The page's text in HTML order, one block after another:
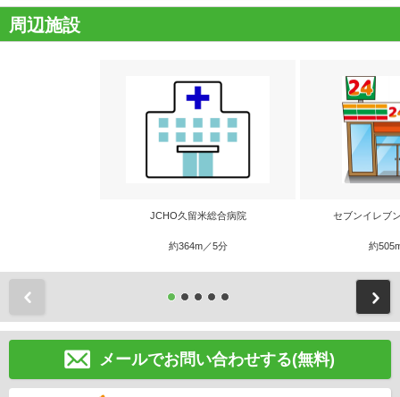
周辺施設
JCHO久留米総合病院
約364m／5分
セブンイレブ
約
メールでお問い合わせする(無料)